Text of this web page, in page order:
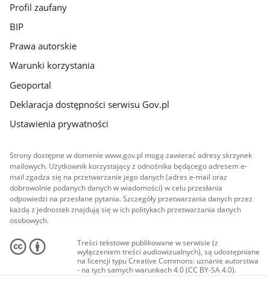
Profil zaufany
BIP
Prawa autorskie
Warunki korzystania
Geoportal
Deklaracja dostępności serwisu Gov.pl
Ustawienia prywatności
Strony dostępne w domenie www.gov.pl mogą zawierać adresy skrzynek
mailowych. Użytkownik korzystający z odnośnika będącego adresem e-
mail zgadza się na przetwarzanie jego danych (adres e-mail oraz
dobrowolnie podanych danych w wiadomości) w celu przesłania
odpowiedzi na przesłane pytania. Szczegóły przetwarzania danych przez
każdą z jednostek znajdują się w ich politykach przetwarzania danych
osobowych.
Treści tekstowe publikowane w serwisie (z
wyłączeniem treści audiowizualnych), są udostępniane
na licencji typu Creative Commons: uznanie autorstwa
- na tych samych warunkach 4.0 (CC BY-SA 4.0).
Materiały audiowizualne, w tym zdjęcia, materiały